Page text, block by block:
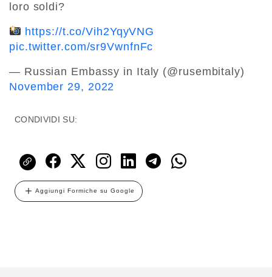
loro soldi?
https://t.co/Vih2YqyVNG
pic.twitter.com/sr9VwnfnFc
— Russian Embassy in Italy (@rusembitaly)
November 29, 2022
CONDIVIDI SU:
Aggiungi Formiche su Google